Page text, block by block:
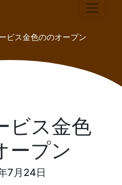
ビス金色ののオープン
ビス金色
ープン
7月24日